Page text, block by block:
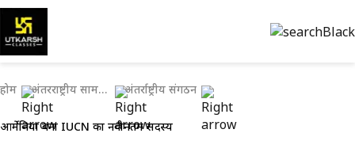
होम अंतरराष्ट्रीय सामयिकी अंतर्राष्ट्रीय संगठन
आर्मेनिया बना IUCN का नवीनतम सदस्य